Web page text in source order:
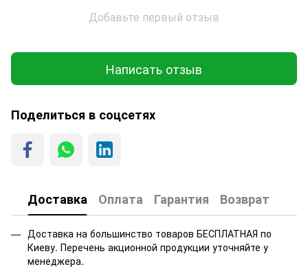
Добавьте первый отзыв
Написать отзыв
Поделиться в соцсетях
Доставка Оплата Гарантия Возврат
Доставка на большинство товаров БЕСПЛАТНАЯ по
Киеву. Перечень акционной продукции уточняйте у
менеджера.